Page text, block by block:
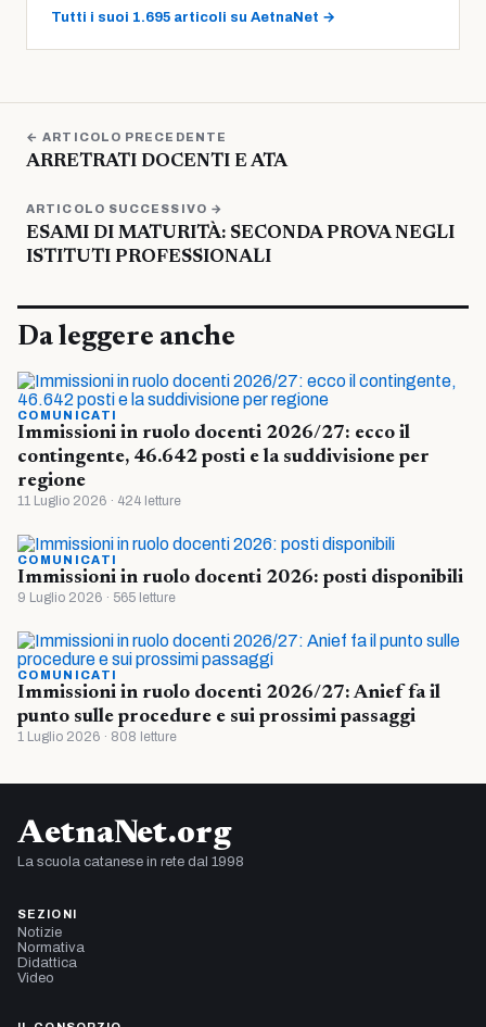
Tutti i suoi 1.695 articoli su AetnaNet →
← ARTICOLO PRECEDENTE
ARRETRATI DOCENTI E ATA
ARTICOLO SUCCESSIVO →
ESAMI DI MATURITÀ: SECONDA PROVA NEGLI
ISTITUTI PROFESSIONALI
Da leggere anche
COMUNICATI
Immissioni in ruolo docenti 2026/27: ecco il
contingente, 46.642 posti e la suddivisione per
regione
11 Luglio 2026 · 424 letture
COMUNICATI
Immissioni in ruolo docenti 2026: posti disponibili
9 Luglio 2026 · 565 letture
COMUNICATI
Immissioni in ruolo docenti 2026/27: Anief fa il
punto sulle procedure e sui prossimi passaggi
1 Luglio 2026 · 808 letture
AetnaNet.org
La scuola catanese in rete dal 1998
SEZIONI
Notizie
Normativa
Didattica
Video